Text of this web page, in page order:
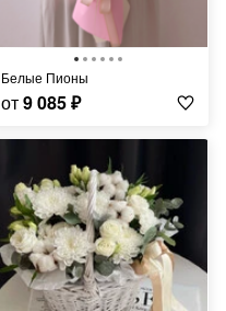
Белые Пионы
от9 085₽